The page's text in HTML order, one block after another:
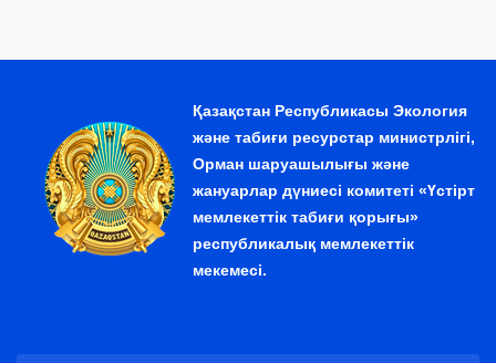
Қазақстан Республикасы Экология
және табиғи ресурстар министрлігі,
Орман шаруашылығы және
жануарлар дүниесі комитеті «Үстірт
мемлекеттік табиғи қорығы»
республикалық мемлекеттік
мекемесі.